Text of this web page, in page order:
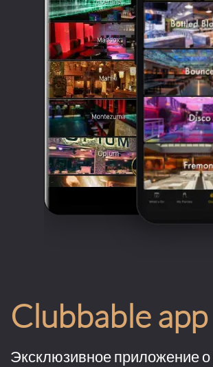
Clubbable app
Эксклюзивное приложение о